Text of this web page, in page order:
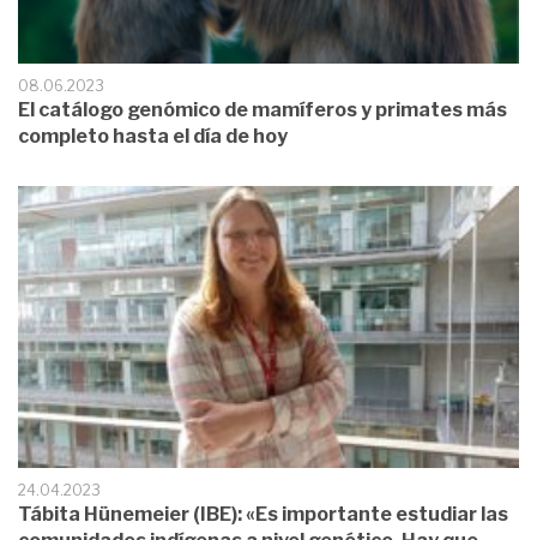
08.06.2023
El catálogo genómico de mamíferos y primates más
completo hasta el día de hoy
24.04.2023
Tábita Hünemeier (IBE): «Es importante estudiar las